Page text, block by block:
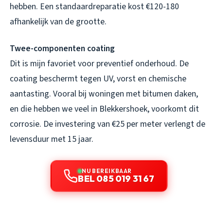
hebben. Een standaardreparatie kost €120-180
afhankelijk van de grootte.
Twee-componenten coating
Dit is mijn favoriet voor preventief onderhoud. De
coating beschermt tegen UV, vorst en chemische
aantasting. Vooral bij woningen met bitumen daken,
en die hebben we veel in Blekkershoek, voorkomt dit
corrosie. De investering van €25 per meter verlengt de
levensduur met 15 jaar.
NU BEREIKBAAR
BEL 085 019 31 67